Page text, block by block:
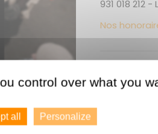
931 018 212 -
Nos
Loyer -
control over what you
all Personalize